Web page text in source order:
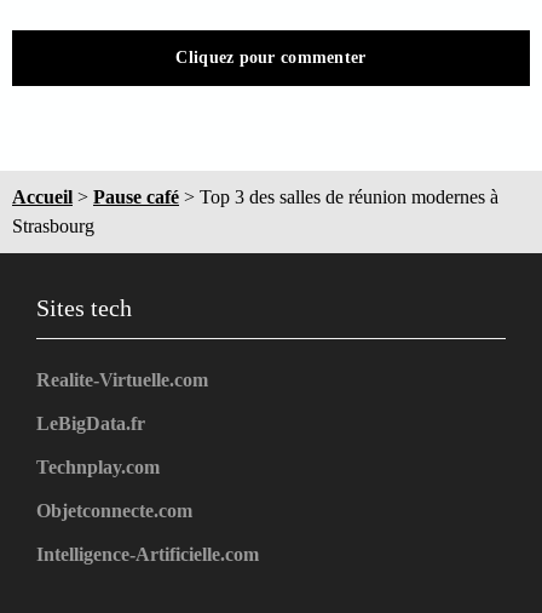
Cliquez pour commenter
Accueil > Pause café > Top 3 des salles de réunion modernes à
Strasbourg
Sites tech
Realite-Virtuelle.com
LeBigData.fr
Technplay.com
Objetconnecte.com
Intelligence-Artificielle.com